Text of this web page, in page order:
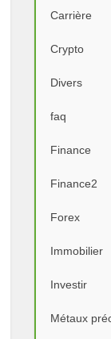
Carrière
Crypto
Divers
faq
Finance
Finance2
Forex
Immobilier
Investir
Métaux